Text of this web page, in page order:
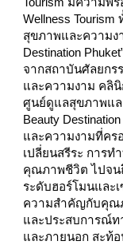
Wellness
สุขภาพและความงา
Destination
จากสถาบันศัลยกร
และความงาม คลิ
ศูนย์ดูแลสุขภาพแล
Beauty
และความงามที่คร
เปลี่ยนสรีระ การท
คุณภาพชีวิต ไปจน
ระดับฮอร์โมนและ
ความสำคัญกับคุณภ
และประสบการณ์ท
และภายนอก สะท้